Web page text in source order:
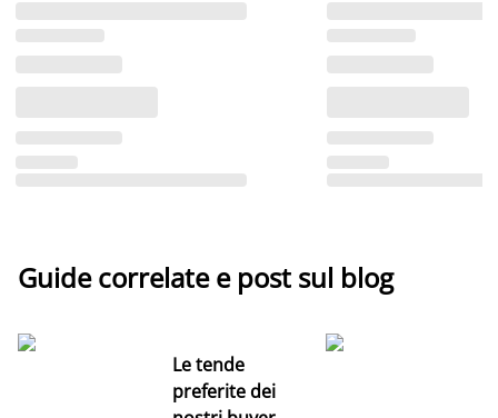
Guide correlate e post sul blog
Le tende
preferite dei